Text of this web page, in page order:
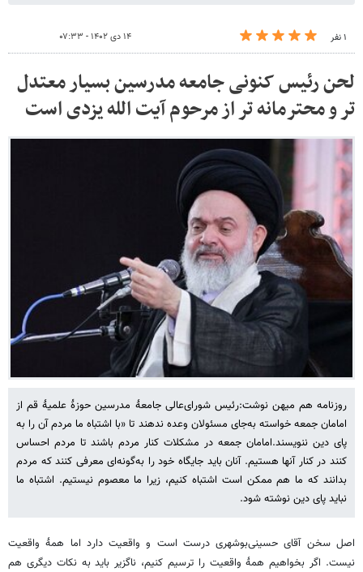
۱ نفر ۱۴ دی ۱۴۰۲ - ۰۷:۳۳
لحن رئیس کنونی جامعه مدرسین بسیار معتدل
تر و محترمانه تر از مرحوم آیت الله یزدی است
روزنامه هم میهن نوشت:رئیس شورای‌عالی جامعۀ مدرسین حوزۀ علمیۀ قم از
امامان جمعه خواسته به‌جای مسئولان وعده ندهند تا «با اشتباه ما مردم آن را به
پای دین ننویسند.امامان جمعه در مشکلات کنار مردم باشند تا مردم احساس
کنند در کنار آنها هستیم. آنان باید جایگاه خود را به‌گونه‌ای معرفی کنند که مردم
بدانند که ما هم ممکن است اشتباه کنیم، زیرا ما معصوم نیستیم. اشتباه ما
نباید پای دین نوشته شود.
اصل سخن آقای حسینی‌بوشهری درست است و واقعیت دارد اما همۀ واقعیت
نیست. اگر بخواهیم همۀ واقعیت را ترسیم کنیم، ناگزیر باید به نکات دیگری هم